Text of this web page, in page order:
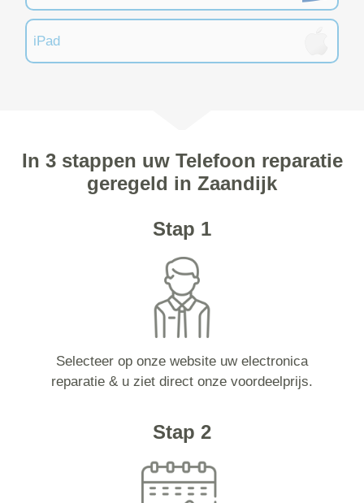
iPad
In 3 stappen uw Telefoon reparatie
geregeld in Zaandijk
Stap 1
Selecteer op onze website uw electronica
reparatie & u ziet direct onze voordeelprijs.
Stap 2